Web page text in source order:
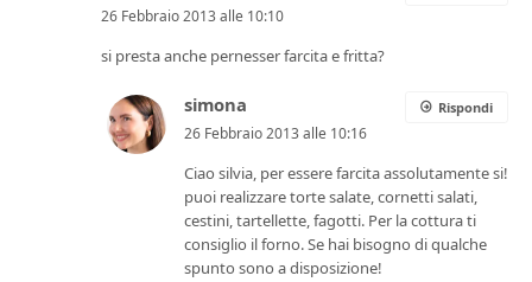
26 Febbraio 2013 alle 10:10
si presta anche pernesser farcita e fritta?
simona
26 Febbraio 2013 alle 10:16
Ciao silvia, per essere farcita assolutamente si!
puoi realizzare torte salate, cornetti salati,
cestini, tartellette, fagotti. Per la cottura ti
consiglio il forno. Se hai bisogno di qualche
spunto sono a disposizione!
Rispondi